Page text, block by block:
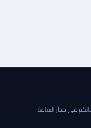
على مدار الساعة.